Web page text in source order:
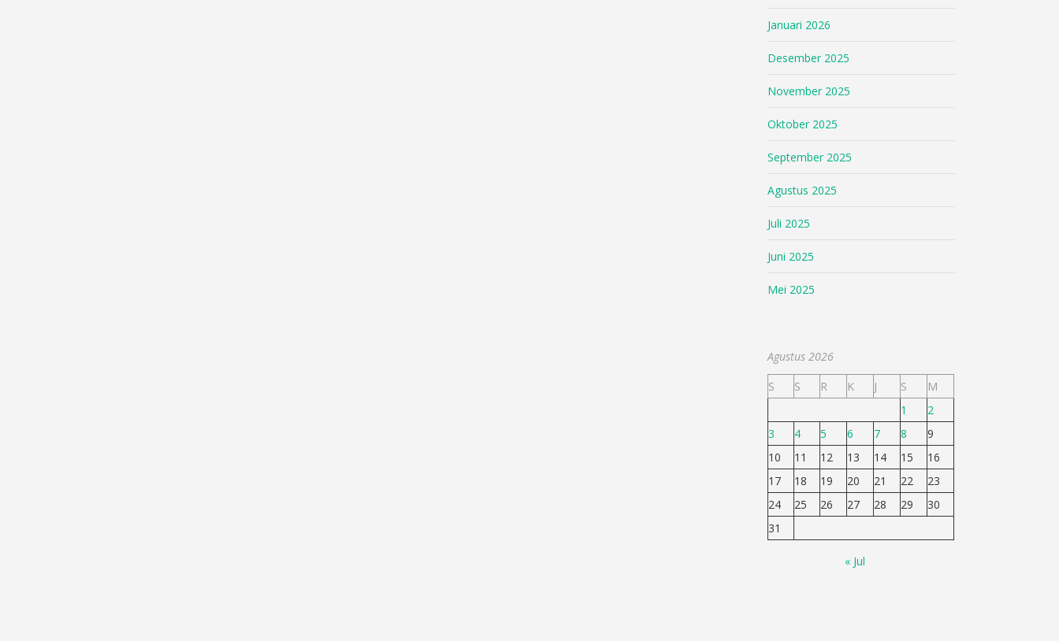
Januari 2026
Desember 2025
November 2025
Oktober 2025
September 2025
Agustus 2025
Juli 2025
Juni 2025
Mei 2025
Agustus 2026
S
S R K J S
M
1
2
3
4 5 6 7 8
9
10
11 12 13 14 15
16
17
18 19 20 21 22
23
24
25 26 27 28 29
30
31
« Jul